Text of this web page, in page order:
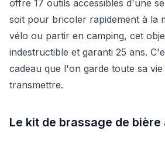
offre 17 outils accessibles d'une
soit pour bricoler rapidement à la
vélo ou partir en camping, cet
indestructible et garanti 25 ans.
cadeau que l'on garde toute sa
transmettre.
Le kit de brassage de